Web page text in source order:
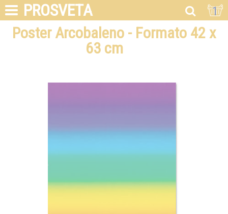
PROSVETA 1
Poster Arcobaleno - Formato 42 x
63 cm